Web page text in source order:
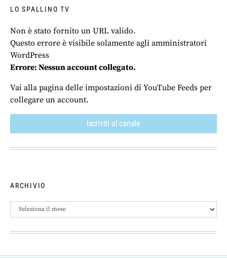
LO SPALLINO TV
Non è stato fornito un URL valido.
Questo errore è visibile solamente agli amministratori
WordPress
Errore: Nessun account collegato.
Vai alla pagina delle impostazioni di YouTube Feeds per
collegare un account.
Iscriviti al canale
ARCHIVIO
Archivio